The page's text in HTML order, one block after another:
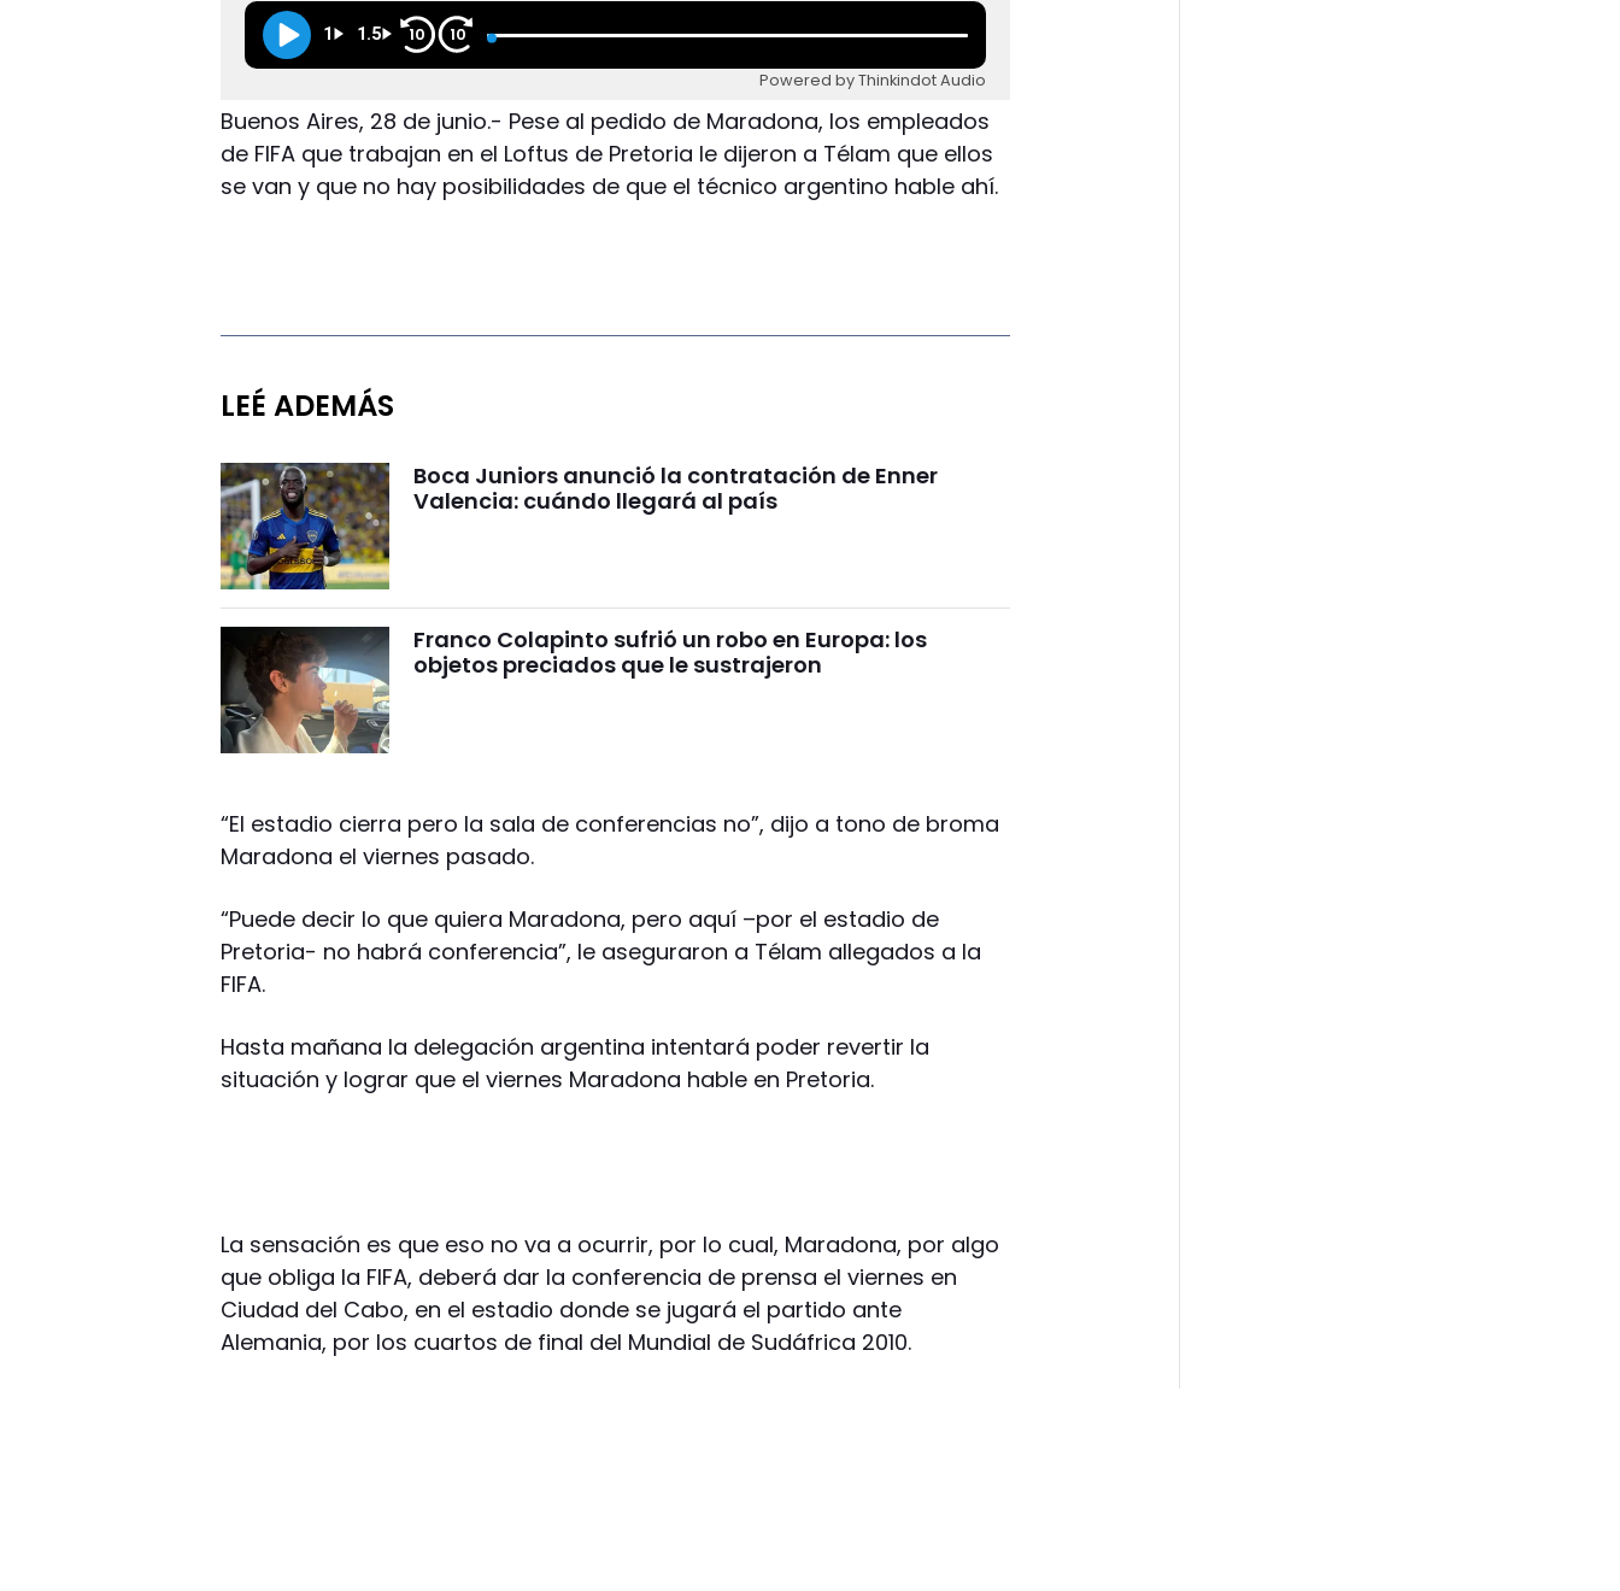
1 1.5 10 10
Powered by Thinkindot Audio
Buenos Aires, 28 de junio.- Pese al pedido de Maradona, los empleados
de FIFA que trabajan en el Loftus de Pretoria le dijeron a Télam que ellos
se van y que no hay posibilidades de que el técnico argentino hable ahí.
LEÉ ADEMÁS
Boca Juniors anunció la contratación de Enner
Valencia: cuándo llegará al país
Franco Colapinto sufrió un robo en Europa: los
objetos preciados que le sustrajeron
“El estadio cierra pero la sala de conferencias no”, dijo a tono de broma
Maradona el viernes pasado.
“Puede decir lo que quiera Maradona, pero aquí –por el estadio de
Pretoria- no habrá conferencia”, le aseguraron a Télam allegados a la
FIFA.
Hasta mañana la delegación argentina intentará poder revertir la
situación y lograr que el viernes Maradona hable en Pretoria.
La sensación es que eso no va a ocurrir, por lo cual, Maradona, por algo
que obliga la FIFA, deberá dar la conferencia de prensa el viernes en
Ciudad del Cabo, en el estadio donde se jugará el partido ante
Alemania, por los cuartos de final del Mundial de Sudáfrica 2010.